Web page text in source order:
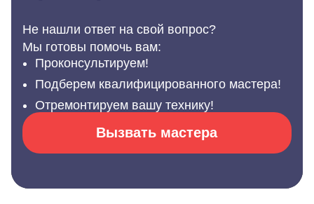
Не нашли ответ на свой вопрос?
Мы готовы помочь вам:
Проконсультируем!
Подберем квалифицированного мастера!
Отремонтируем вашу технику!
Вызвать мастера